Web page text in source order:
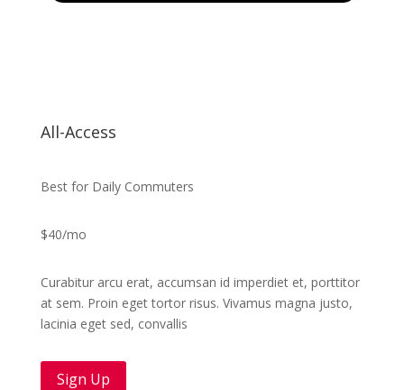
All-Access
Best for Daily Commuters
$40/mo
Curabitur arcu erat, accumsan id imperdiet et, porttitor
at sem. Proin eget tortor risus. Vivamus magna justo,
lacinia eget sed, convallis
Sign Up